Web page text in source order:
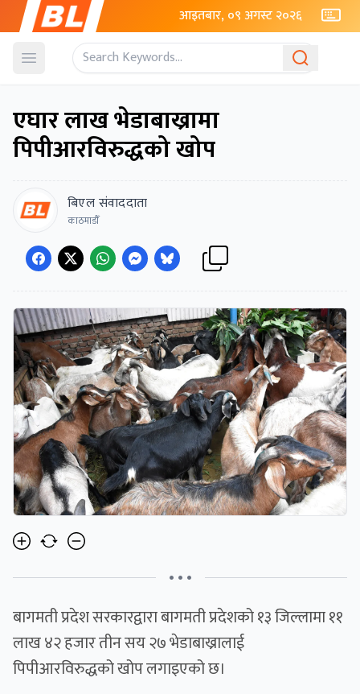
आइतबार, ०९ अगस्ट २०२६
Open menu
एघार लाख भेडाबाख्रामा
पिपीआरविरुद्धको खोप
बिएल संवाददाता
काठमाडाैँ
• • •
बागमती प्रदेश सरकारद्वारा बागमती प्रदेशको १३ जिल्लामा ११
लाख ४२ हजार तीन सय २७ भेडाबाख्रालाई
पिपीआरविरुद्धको खोप लगाइएको छ।